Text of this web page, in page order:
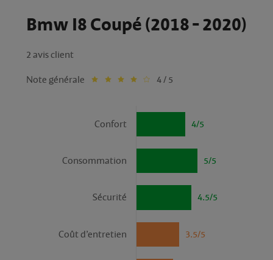
Bmw I8 Coupé (2018 - 2020)
2 avis client
Note générale 4 / 5
4/5
Confort
5/5
Consommation
4.5/5
Sécurité
3.5/5
Coût d’entretien